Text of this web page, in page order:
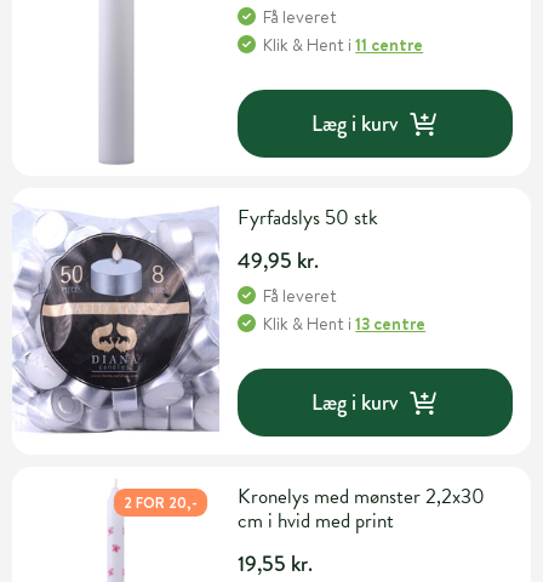
Få leveret
Klik & Hent i11 centre
Læg i kurv
Fyrfadslys 50 stk
49,95 kr.
Få leveret
Klik & Hent i13 centre
Læg i kurv
2 FOR 20,-
Kronelys med mønster 2,2x30
cm i hvid med print
19,55 kr.